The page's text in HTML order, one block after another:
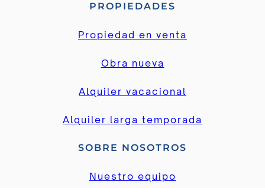
PROPIEDADES
Propiedad en venta
Obra nueva
Alquiler vacacional
Alquiler larga temporada
SOBRE NOSOTROS
Nuestro equipo